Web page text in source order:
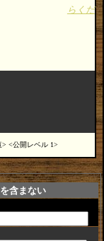
らくだ
公開レベル 1
含まない